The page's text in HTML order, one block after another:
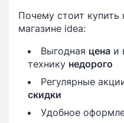
Почему стоит
магазине idea:
Выгодная цена и
технику недорого
Регулярные
скидки
Удобное